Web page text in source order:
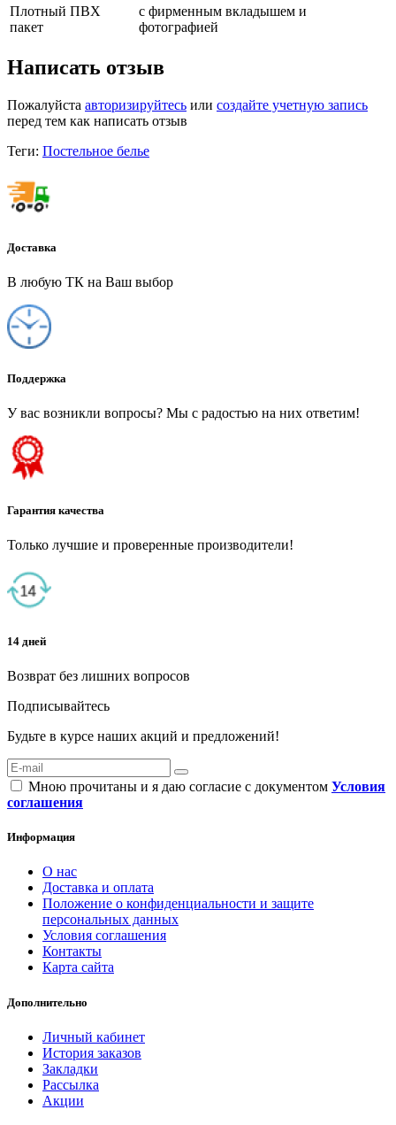
Плотный ПВХ
пакет
с фирменным вкладышем и
фотографией
Написать отзыв
Пожалуйста авторизируйтесь или создайте учетную запись
перед тем как написать отзыв
Теги: Постельное белье
Доставка
В любую ТК на Ваш выбор
Поддержка
У вас возникли вопросы? Мы с радостью на них ответим!
Гарантия качества
Только лучшие и проверенные производители!
14 дней
Возврат без лишних вопросов
Подписывайтесь
Будьте в курсе наших акций и предложений!
Мною прочитаны и я даю согласие с документом Условия
соглашения
Информация
О нас
Доставка и оплата
Положение о конфиденциальности и защите
персональных данных
Условия соглашения
Контакты
Карта сайта
Дополнительно
Личный кабинет
История заказов
Закладки
Рассылка
Акции